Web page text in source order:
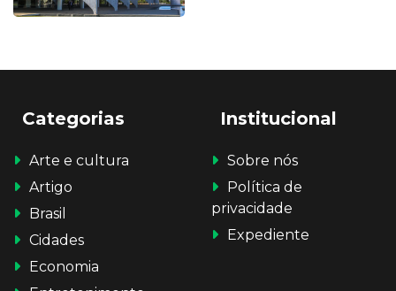
Categorias
Arte e cultura
Artigo
Brasil
Cidades
Economia
Institucional
Sobre nós
Política de
privacidade
Expediente